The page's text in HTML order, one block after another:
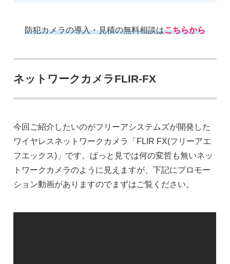
防犯カメラの導入・見積の無料相談はこちらから
ネットワークカメラFLIR-FX
今回ご紹介したいのがフリーアシステムズが開発した
ワイヤレスネットワークカメラ「FLIR FX(フリーアエ
フエックス)」です。ぱっと見では何の変哲も無いネッ
トワークカメラのように見えますが、下記にプロモー
ション動画がありますのでまずはご覧ください。